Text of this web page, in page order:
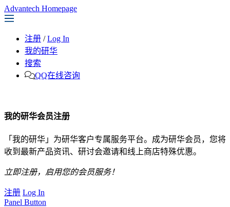
Advantech Homepage
注册 / Log In
我的研华
搜索
QQ在线咨询
我的研华会员注册
「我的研华」为研华客户专属服务平台。成为研华会员，您将
收到最新产品资讯、研讨会邀请和线上商店特殊优惠。
立即注册，启用您的会员服务！
注册 Log In
Panel Button